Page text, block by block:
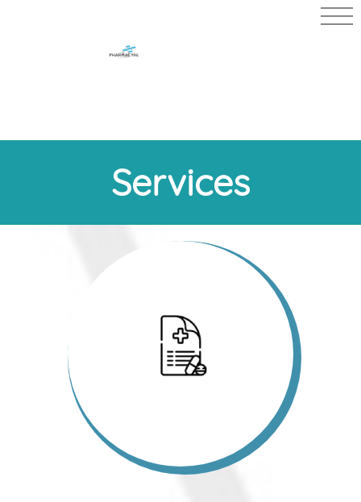
Services